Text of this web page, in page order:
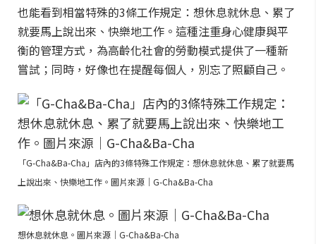
也能看到相當特殊的3條工作規定：想休息就休息、累了
就要馬上說出來、快樂地工作。這種注重身心健康與平
衡的管理方式，為高齡化社會的勞動模式提供了一種新
嘗試；同時，好像也在提醒每個人，別忘了照顧自己。
「G-Cha&Ba-Cha」店內的3條特殊工作規定：想休息就休息、累了就要馬
上說出來、快樂地工作。圖片來源｜G-Cha&Ba-Cha
想休息就休息。圖片來源｜G-Cha&Ba-Cha